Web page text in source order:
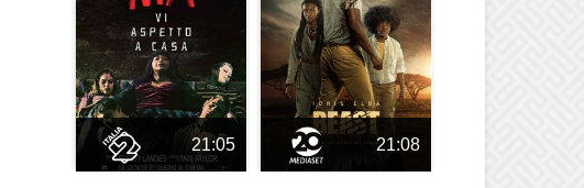
21:05 21:08